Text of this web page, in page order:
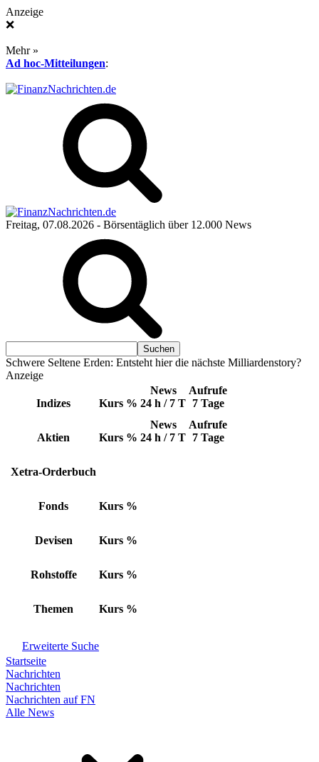
Anzeige
❌
Mehr »
Ad hoc-Mitteilungen:
Freitag, 07.08.2026 - Börsentäglich über 12.000 News
Schwere Seltene Erden: Entsteht hier die nächste Milliardenstory?
Anzeige
Indizes Kurs %
News
24 h / 7 T
Aufrufe
7 Tage
Aktien Kurs %
News
24 h / 7 T
Aufrufe
7 Tage
Xetra-Orderbuch
Fonds Kurs %
Devisen Kurs %
Rohstoffe Kurs %
Themen Kurs %
Erweiterte Suche
Startseite
Nachrichten
Nachrichten
Nachrichten auf FN
Alle News